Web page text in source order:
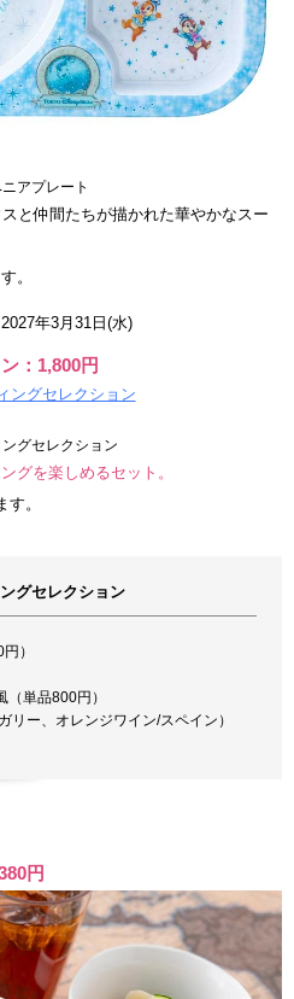
アプレート
と仲間たちが描かれた華やかなスー
。
年3月31日(水)
：1,800円
グセレクション
グを楽しめるセット。
。
グセレクション
）
単品800円）
リー、オレンジワイン/スペイン）
円